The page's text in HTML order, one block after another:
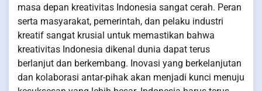
masa depan kreativitas Indonesia sangat cerah. Peran
serta masyarakat, pemerintah, dan pelaku industri
kreatif sangat krusial untuk memastikan bahwa
kreativitas Indonesia dikenal dunia dapat terus
berlanjut dan berkembang. Inovasi yang berkelanjutan
dan kolaborasi antar-pihak akan menjadi kunci menuju